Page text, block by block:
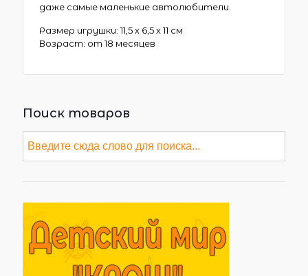
даже самые маленькие автолюбители.
Размер игрушки: 11,5 х 6,5 х 11 см
Возраст: от 18 месяцев
Поиск товаров